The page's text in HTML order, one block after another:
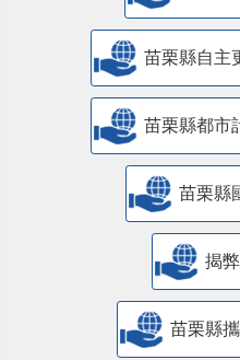
苗栗縣自主
苗栗縣都市
苗栗縣
揭
苗栗縣